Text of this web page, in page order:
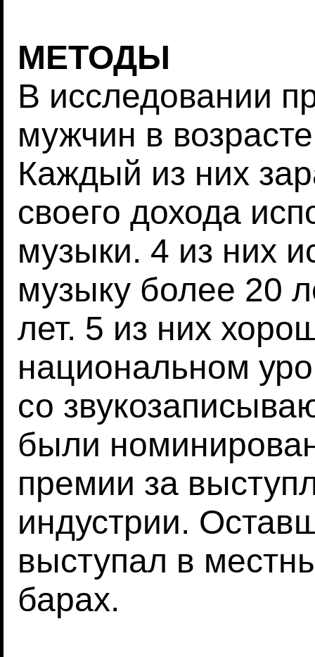
МЕТОДЫ
В исследовании
мужчин в
Каждый из них
своего дохода
музыки. 4 из них
музыку более 20
лет. 5 из них
национальном
со
были
премии за
индустрии.
выступал в
барах.